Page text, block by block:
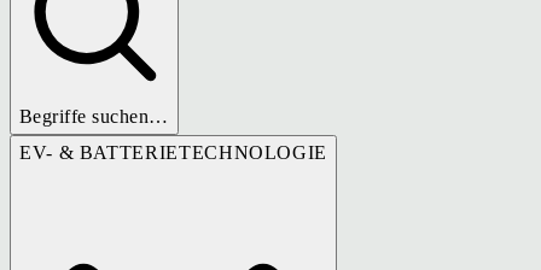
Begriffe suchen…
EV- & BATTERIETECHNOLOGIE